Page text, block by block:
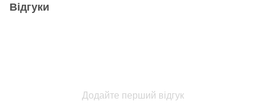
Відгуки
Додайте перший відгук